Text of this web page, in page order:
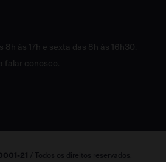
às 17h e sexta das 8h às 16h30.
falar conosco.
21 / Todos os direitos reservados.